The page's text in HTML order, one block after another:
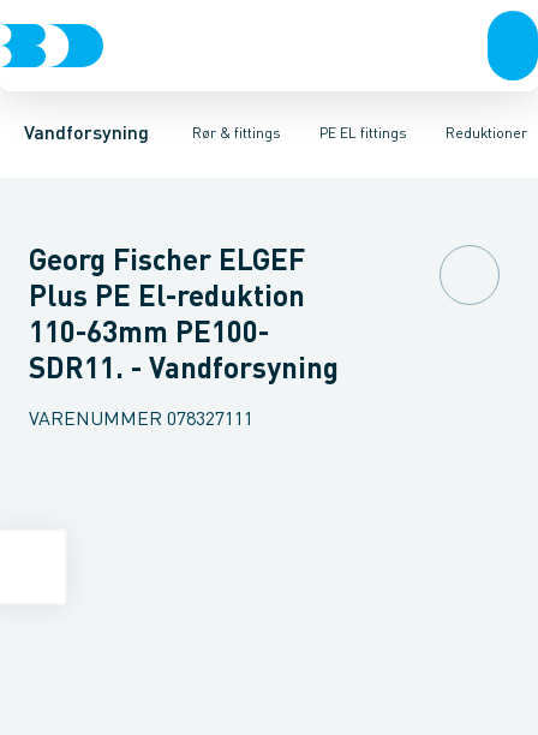
Vandforsyning Rør & fittings
Rør & fittingsKoblinger & anboringerMuffer, klemmer &
PE EL fittings
PE rørPE EL fittingsPE fittings Duktiljern fittings Reduktioner
VinklerT-stykker SvejsemufferReduktionerAnboringssadler-
Georg Fischer ELGEF
Plus PE El-reduktion
110-63mm PE100-
SDR11. - Vandforsyning
VARENUMMER 078327111